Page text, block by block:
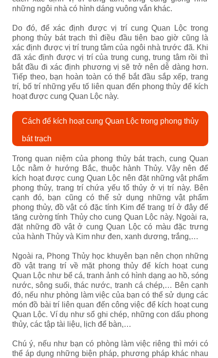
những ngôi nhà có hình dáng vuông vắn khác.
Do đó, để xác định được vị trí cung Quan Lộc trong
phong thủy bát trạch thì điều đầu tiên bao giờ cũng là
xác định được vị trí trung tâm của ngôi nhà trước đã. Khi
đã xác định được vị trí của trung cung, trung tâm rồi thì
bắt đầu đi xác định phương vị sẽ trở nên dễ dàng hơn.
Tiếp theo, bạn hoàn toàn có thể bắt đầu sắp xếp, trang
trí, bố trí những yếu tố liên quan đến phong thủy để kích
hoạt được cung Quan Lộc này.
Cách để kích hoạt cung Quan Lộc trong phong thủy
bát trạch
Trong quan niệm của phong thủy bát trạch, cung Quan
Lộc nằm ở hướng Bắc, thuộc hành Thủy. Vậy nên để
kích hoạt được cung Quan Lộc nên đặt những vật phẩm
phong thủy, trang trí chứa yếu tố thủy ở vị trí này. Bên
cạnh đó, bạn cũng có thể sử dụng những vật phẩm
phong thủy, đồ vật có đặc tính Kim để trang trí ở đây để
tăng cường tính Thủy cho cung Quan Lộc này. Ngoài ra,
đặt những đồ vật ở cung Quan Lộc có màu đặc trưng
của hành Thủy và Kim như đen, xanh dương, trắng,…
Ngoài ra, Phong Thủy học khuyên bạn nên chọn những
đồ vật trang trí về mặt phong thủy để kích hoạt cung
Quan Lộc như bể cá, tranh ảnh có hình dạng ao hồ, sóng
nước, sông suối, thác nước, tranh cá chép,… Bên cạnh
đó, nếu như phòng làm việc của bạn có thể sử dụng các
món đồ bài trí liên quan đến công việc để kích hoạt cung
Quan Lộc. Ví dụ như sổ ghi chép, những con dấu phong
thủy, các tập tài liệu, lịch để bàn,…
Chú ý, nếu như bạn có phòng làm việc riêng thì mới có
thể áp dụng những biện pháp, phương pháp khác nhau